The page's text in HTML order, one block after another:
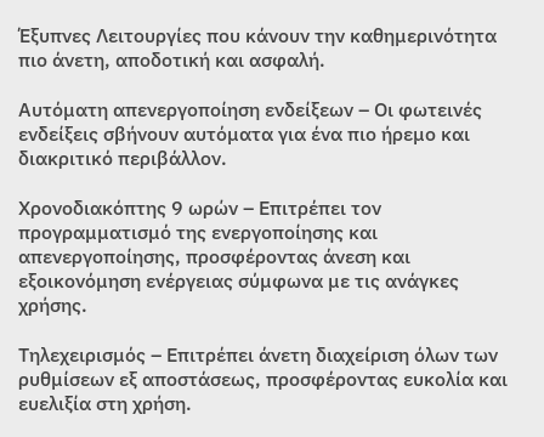
Έξυπνες Λειτουργίες που κάνουν την καθημερινότητα
πιο άνετη, αποδοτική και ασφαλή.
Αυτόματη απενεργοποίηση ενδείξεων – Οι φωτεινές
ενδείξεις σβήνουν αυτόματα για ένα πιο ήρεμο και
διακριτικό περιβάλλον.
Χρονοδιακόπτης 9 ωρών – Επιτρέπει τον
προγραμματισμό της ενεργοποίησης και
απενεργοποίησης, προσφέροντας άνεση και
εξοικονόμηση ενέργειας σύμφωνα με τις ανάγκες
χρήσης.
Τηλεχειρισμός – Επιτρέπει άνετη διαχείριση όλων των
ρυθμίσεων εξ αποστάσεως, προσφέροντας ευκολία και
ευελιξία στη χρήση.